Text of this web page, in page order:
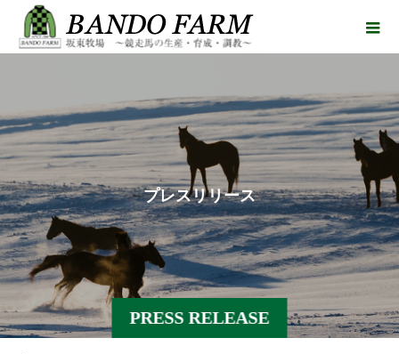
PRESS RELEASE
プレスリリース